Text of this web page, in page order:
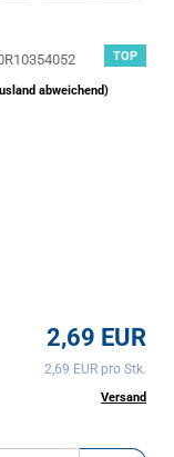
TOP
abweichend)
2,69 EUR
2,69 EUR pro Stk.
Versand